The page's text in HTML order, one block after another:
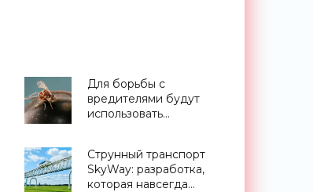
Для борьбы с
вредителями будут
использовать
«Технологии»
Струнный транспорт
SkyWay: разработка,
которая навсегда